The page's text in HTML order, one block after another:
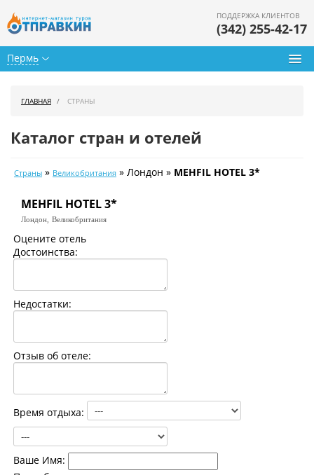
Пермь
ПОДДЕРЖКА КЛИЕНТОВ
(342) 255-42-17
Календарь туров
Цены дня
Страны
ГЛАВНАЯ СТРАНЫ
Каталог стран и отелей
Страны » Великобритания » Лондон » MEHFIL HOTEL 3*
MEHFIL HOTEL 3*
Лондон, Великобритания
Оцените отель
Достоинства:
Недостатки:
Отзыв об отеле:
Время отдыха:
Ваше Имя: